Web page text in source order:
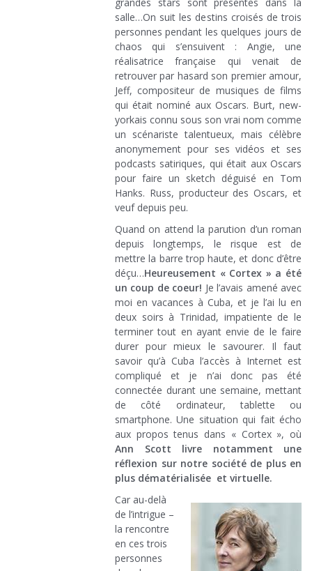
salle…On suit les destins croisés de trois
personnes pendant les quelques jours de
chaos qui s’ensuivent : Angie, une
réalisatrice française qui venait de
retrouver par hasard son premier amour,
Jeff, compositeur de musiques de films
qui était nominé aux Oscars. Burt, new-
yorkais connu sous son vrai nom comme
un scénariste talentueux, mais célèbre
anonymement pour ses vidéos et ses
podcasts satiriques, qui était aux Oscars
pour faire un sketch déguisé en Tom
Hanks. Russ, producteur des Oscars, et
veuf depuis peu.
Quand on attend la parution d’un roman
depuis longtemps, le risque est de
mettre la barre trop haute, et donc d’être
déçu…Heureusement « Cortex » a été
un coup de coeur! Je l’avais amené avec
moi en vacances à Cuba, et je l’ai lu en
deux soirs à Trinidad, impatiente de le
terminer tout en ayant envie de le faire
durer pour mieux le savourer. Il faut
savoir qu’à Cuba l’accès à Internet est
compliqué et je n’ai donc pas été
connectée durant une semaine, mettant
de côté ordinateur, tablette ou
smartphone. Une situation qui fait écho
aux propos tenus dans « Cortex », où
Ann Scott livre notamment une
réflexion sur notre société de plus en
plus dématérialisée et virtuelle.
Car au-delà
de l’intrigue –
la rencontre
en ces trois
personnes